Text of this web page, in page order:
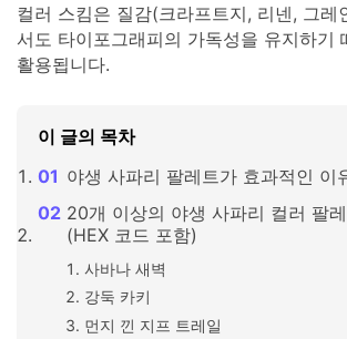
컬러 스킴은 질감(크라프트지, 리넨, 그레
서도 타이포그래피의 가독성을 유지하기
활용됩니다.
이 글의 목차
야생 사파리 팔레트가 효과적인 이
20개 이상의 야생 사파리 컬러 팔
(HEX 코드 포함)
사바나 새벽
강둑 카키
먼지 낀 지프 트레일